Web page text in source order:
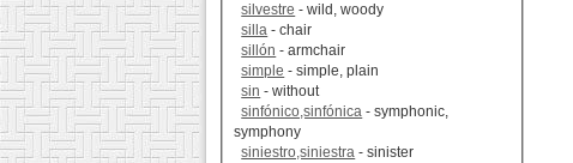
silvestre - wild, woody
silla - chair
sillón - armchair
simple - simple, plain
sin - without
sinfónico,sinfónica - symphonic,
symphony
siniestro,siniestra - sinister